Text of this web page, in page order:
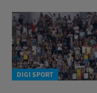
DIGI SPORT